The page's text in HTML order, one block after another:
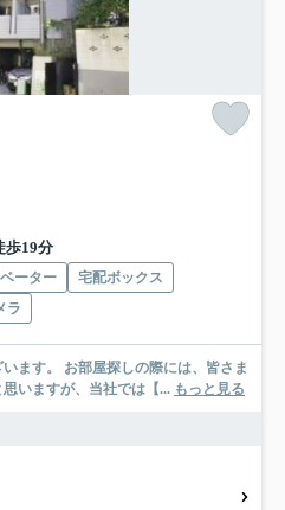
歩19分
ーター
宅配ボックス
ラ
には、皆さま
いますが、当社では【... もっと見る